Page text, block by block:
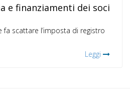
e finanziamenti dei soci
fa scattare l’imposta di registro
Leggi